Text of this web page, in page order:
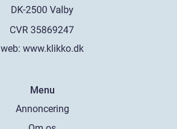
web: www.klikko.dk
Menu
Annoncering